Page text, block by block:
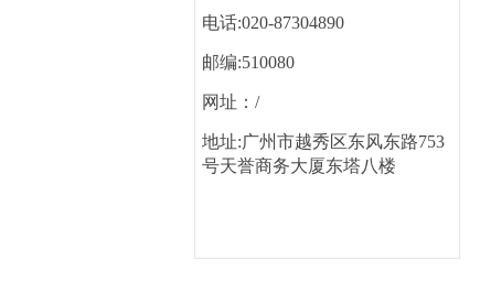
电话:020-87304890
邮编:510080
网址：/
地址:广州市越秀区东风东路753
号天誉商务大厦东塔八楼